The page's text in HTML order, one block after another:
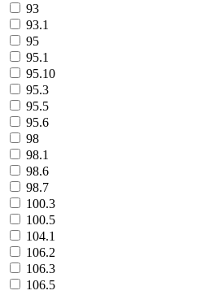
93
93.1
95
95.1
95.10
95.3
95.5
95.6
98
98.1
98.6
98.7
100.3
100.5
104.1
106.2
106.3
106.5